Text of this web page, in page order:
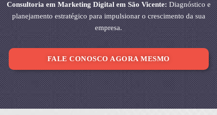
Consultoria em Marketing Digital em São Vicente:Diagnóstico e
planejamento estratégico para impulsionar o crescimento da sua
empresa.
FALE CONOSCO AGORA MESMO